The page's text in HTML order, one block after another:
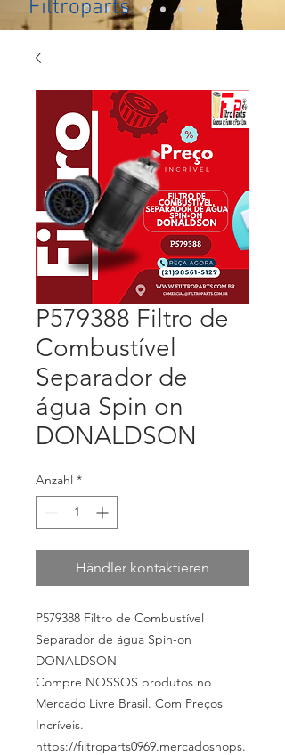
Filtroparts.
P579388 Filtro de
Combustível
Separador de
água Spin on
DONALDSON
Anzahl *
Händler kontaktieren
P579388 Filtro de Combustível
Separador de água Spin-on
DONALDSON
Compre NOSSOS produtos no
Mercado Livre Brasil. Com Preços
Incríveis.
https://filtroparts0969.mercadoshops.